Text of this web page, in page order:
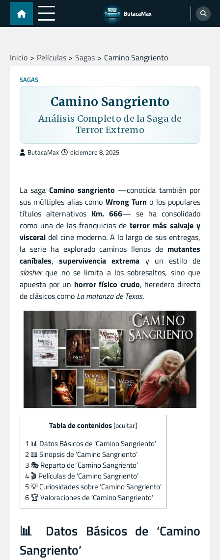
Skip
content
ButacaMax
Inicio Películas Sagas Camino Sangriento
SAGAS
Camino Sangriento
Análisis Completo de la Saga de
Terror Extremo
ButacaMax diciembre 8, 2025
La saga Camino sangriento —conocida también por
sus múltiples alias como Wrong Turn o los populares
títulos alternativos Km. 666— se ha consolidado
como una de las franquicias de terror más salvaje y
visceral del cine moderno. A lo largo de sus entregas,
la serie ha explorado caminos llenos de mutantes
caníbales,supervivencia extrema y un estilo de
slasherque no se limita a los sobresaltos, sino que
apuesta por un horror físico crudo, heredero directo
de clásicos como La matanza de Texas.
Tabla de contenidos [ocultar]
1 📊 Datos Básicos de ‘Camino Sangriento’
2📖 Sinopsis de ‘Camino Sangriento’
3🎭 Reparto de ‘Camino Sangriento’
4🎬 Películas de ‘Camino Sangriento’
5💡 Curiosidades sobre ‘Camino Sangriento’
6🏆 Valoraciones de ‘Camino Sangriento’
📊 Datos Básicos de ‘Camino
Sangriento’